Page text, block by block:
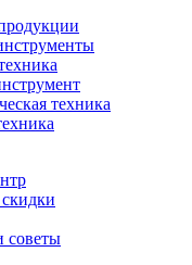
техника
советы